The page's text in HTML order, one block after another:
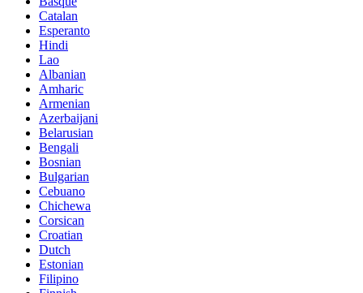
Catalan
Esperanto
Hindi
Lao
Albanian
Amharic
Armenian
Azerbaijani
Belarusian
Bengali
Bosnian
Bulgarian
Cebuano
Chichewa
Corsican
Croatian
Dutch
Estonian
Filipino